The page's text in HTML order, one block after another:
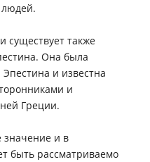
людей.
существует также
Она была
и известна
и
Греции.
значение и в
быть рассматриваемо